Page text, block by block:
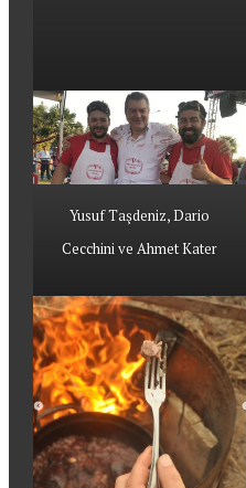
Yusuf Taşdeniz, Dario
Cecchini ve Ahmet Kater